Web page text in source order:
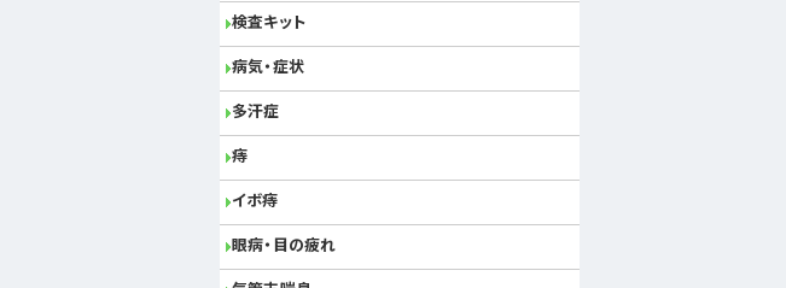
検査キット
病気・症状
多汗症
痔
イボ痔
眼病・目の疲れ